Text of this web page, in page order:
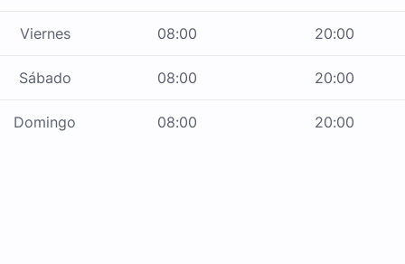
Viernes 08:00 20:00
Sábado 08:00 20:00
Domingo 08:00 20:00